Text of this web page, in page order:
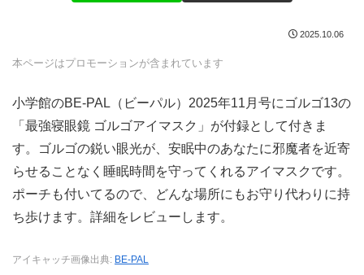
2025.10.06
本ページはプロモーションが含まれています
小学館のBE-PAL（ビーパル）2025年11月号にゴルゴ13の
「最強寝眼鏡 ゴルゴアイマスク」が付録として付きま
す。ゴルゴの鋭い眼光が、安眠中のあなたに邪魔者を近寄
らせることなく睡眠時間を守ってくれるアイマスクです。
ポーチも付いてるので、どんな場所にもお守り代わりに持
ち歩けます。詳細をレビューします。
アイキャッチ画像出典: BE-PAL